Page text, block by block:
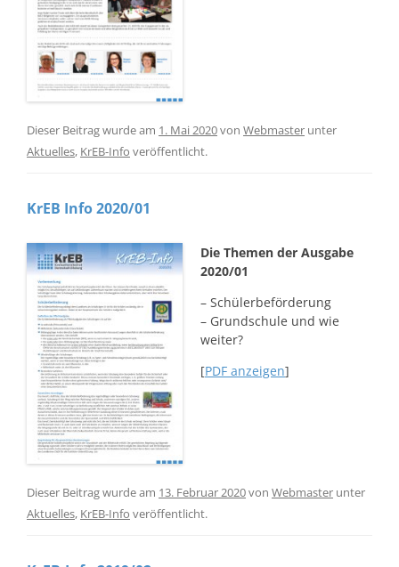
Dieser Beitrag wurde am 1. Mai 2020von Webmaster unter
Aktuelles, KrEB-Info veröffentlicht.
KrEB Info 2020/01
Die Themen der Ausgabe
2020/01
– Schülerbeförderung
– Grundschule und wie
weiter?
[PDF anzeigen]
Dieser Beitrag wurde am 13. Februar 2020von Webmaster unter
Aktuelles, KrEB-Info veröffentlicht.